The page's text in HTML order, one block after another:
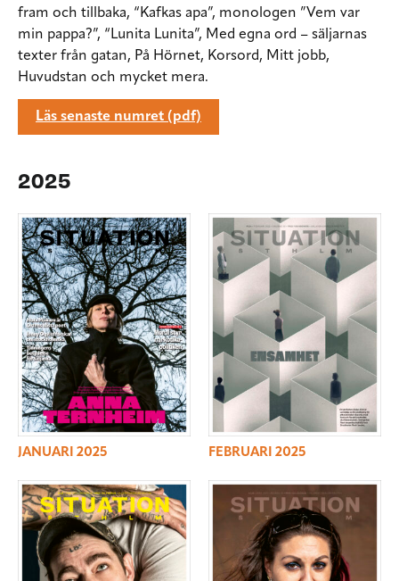
fram och tillbaka, “Kafkas apa”, monologen ”Vem var
min pappa?”, “Lunita Lunita”, Med egna ord – säljarnas
texter från gatan, På Hörnet, Korsord, Mitt jobb,
Huvudstan och mycket mera.
Läs senaste numret (pdf)
2025
JANUARI 2025 FEBRUARI 2025